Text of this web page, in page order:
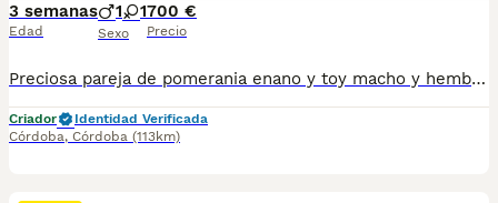
3 semanas
Edad
1 1
Sexo
700 €
Precio
Preciosa pareja de pomerania enano y toy macho y hembra se entrega con vacuna desparasitados y con cartilla veterinaria y contrato de compraventa y revisión veterinaria y certificado de salud 700€ más 65€ del chip ( opcional) el macho. la hembra 850€
Criador
Identidad Verificada
Córdoba, Córdoba (113km)